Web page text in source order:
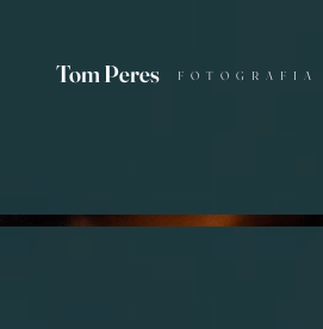
Tom Peres FOTOGRAFIA